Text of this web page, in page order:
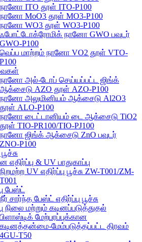
நானோ ITO தூள் ITO-P100
நானோ MoO3 தூள் MO3-P100
நானோ WO3 தூள் WO3-P100
ஃபோட்டோக்ரோமிக் நானோ GWO பவுடர்
GWO-P100
வெப்ப மாற்றம் நானோ VO2 தூள் VTO-
P100
நானோ அல்-டோப் செய்யப்பட்ட ஜிங்க்
ஆக்சைடு AZO தூள் AZO-P100
நானோ அலுமினியம் ஆக்சைடு Al2O3
தூள் ALO-P100
நானோ டைட்டானியம் டை ஆக்சைடு TiO2
தூள் TIO-PR100/TIO-PJ100
நானோ ஜிங்க் ஆக்சைடு ZnO பவுடர்
ZNO-P100
எதிர்ப்பு & UV பாதுகாப்பு
நிறமற்ற UV எதிர்ப்பு பூச்சு ZW-T001/ZM-
T001
பேஸ்ட்
நீர் சார்ந்த பேஸ்ட் எதிர்ப்பு பூச்சு
நிலை மற்றும் கடினப்படுத்துதல்
பிளாஸ்டிக் மேற்பரப்புக்கான
கடினத்தன்மை-மேம்படுத்தப்பட்ட திரவம்
4GU-T50